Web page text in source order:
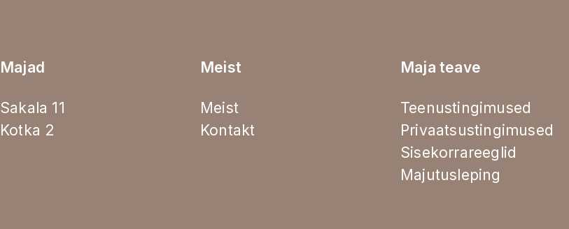
Majad
Sakala 11
Kotka 2
Meist
Meist
Kontakt
Maja teave
Teenustingimused
Privaatsustingimused
Sisekorrareeglid
Majutusleping